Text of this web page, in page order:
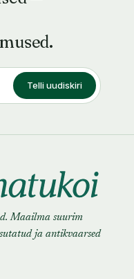
Telli uudiskiri
Maailma suurim
ja antikvaarsed